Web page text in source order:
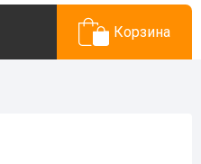
Корзина